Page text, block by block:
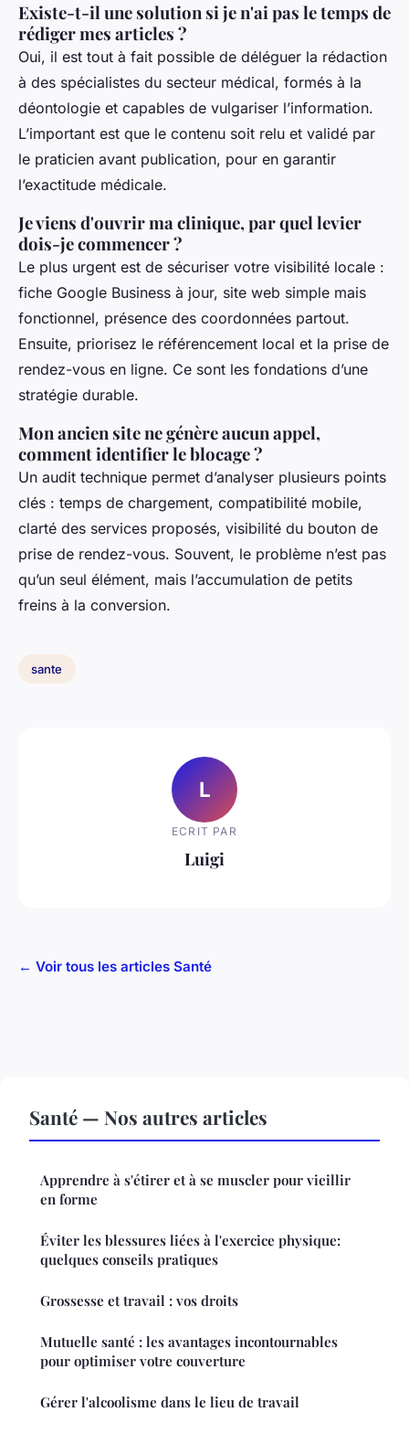
Existe-t-il une solution si je n'ai pas le temps de
rédiger mes articles ?
Oui, il est tout à fait possible de déléguer la rédaction
à des spécialistes du secteur médical, formés à la
déontologie et capables de vulgariser l’information.
L’important est que le contenu soit relu et validé par
le praticien avant publication, pour en garantir
l’exactitude médicale.
Je viens d'ouvrir ma clinique, par quel levier
dois-je commencer ?
Le plus urgent est de sécuriser votre visibilité locale :
fiche Google Business à jour, site web simple mais
fonctionnel, présence des coordonnées partout.
Ensuite, priorisez le référencement local et la prise de
rendez-vous en ligne. Ce sont les fondations d’une
stratégie durable.
Mon ancien site ne génère aucun appel,
comment identifier le blocage ?
Un audit technique permet d’analyser plusieurs points
clés : temps de chargement, compatibilité mobile,
clarté des services proposés, visibilité du bouton de
prise de rendez-vous. Souvent, le problème n’est pas
qu’un seul élément, mais l’accumulation de petits
freins à la conversion.
sante
L
ECRIT PAR
Luigi
← Voir tous les articles Santé
Santé — Nos autres articles
Apprendre à s'étirer et à se muscler pour vieillir
en forme
Éviter les blessures liées à l'exercice physique:
quelques conseils pratiques
Grossesse et travail : vos droits
Mutuelle santé : les avantages incontournables
pour optimiser votre couverture
Gérer l'alcoolisme dans le lieu de travail